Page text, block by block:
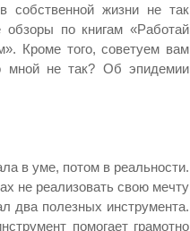
собственной жизни не так
по книгам «Работай
Кроме того, советуем вам
мной не так? Об эпидемии
в уме, потом в реальности.
не реализовать свою мечту
два полезных инструмента.
помогает грамотно